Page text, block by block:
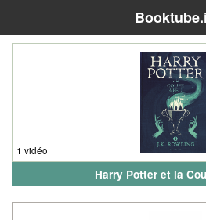
1 vidéo
Harry Potter et la